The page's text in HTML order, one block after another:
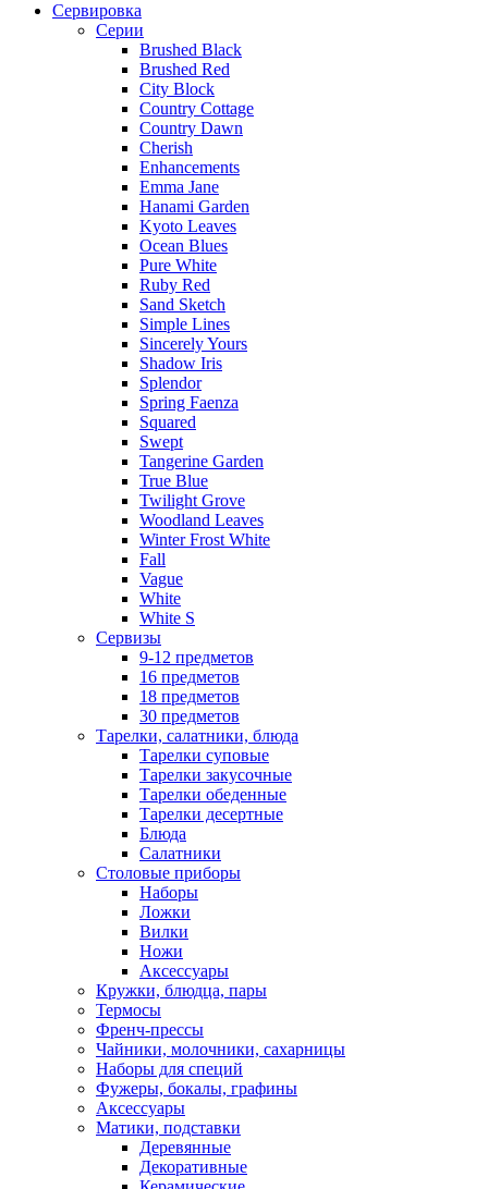
Сервировка
Серии
Brushed Black
Brushed Red
City Block
Country Cottage
Country Dawn
Cherish
Enhancements
Emma Jane
Hanami Garden
Kyoto Leaves
Ocean Blues
Pure White
Ruby Red
Sand Sketch
Simple Lines
Sincerely Yours
Shadow Iris
Splendor
Spring Faenza
Squared
Swept
Tangerine Garden
True Blue
Twilight Grove
Woodland Leaves
Winter Frost White
Fall
Vague
White
White S
Сервизы
9-12 предметов
16 предметов
18 предметов
30 предметов
Тарелки, салатники, блюда
Тарелки суповые
Тарелки закусочные
Тарелки обеденные
Тарелки десертные
Блюда
Салатники
Столовые приборы
Наборы
Ложки
Вилки
Ножи
Аксессуары
Кружки, блюдца, пары
Термосы
Френч-прессы
Чайники, молочники, сахарницы
Наборы для специй
Фужеры, бокалы, графины
Аксессуары
Матики, подставки
Деревянные
Декоративные